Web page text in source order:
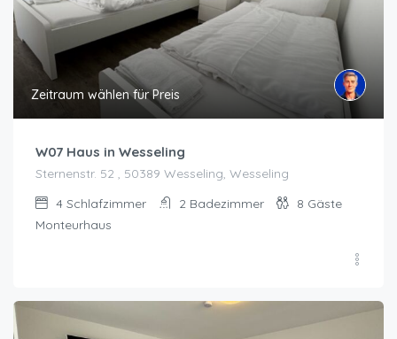
Zeitraum wählen für Preis
W07 Haus in Wesseling
Sternenstr. 52 , 50389 Wesseling, Wesseling
4 Schlafzimmer 2 Badezimmer 8 Gäste
Monteurhaus